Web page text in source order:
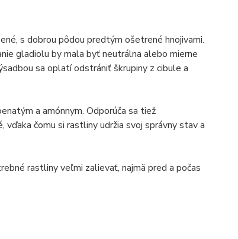
s dobrou pôdou predtým ošetrené hnojivami.
gladiolu by mala byť neutrálna alebo mierne
sa oplatí odstrániť škrupiny z cibule a
a amónnym. Odporúča sa tiež
čomu si rastliny udržia svoj správny stav a
rastliny veľmi zalievať, najmä pred a počas